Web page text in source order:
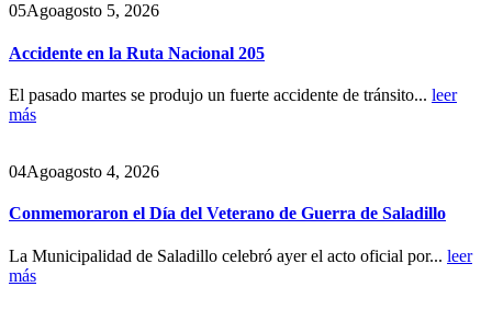
05Agoagosto 5, 2026
Accidente en la Ruta Nacional 205
El pasado martes se produjo un fuerte accidente de tránsito... leer
más
04Agoagosto 4, 2026
Conmemoraron el Día del Veterano de Guerra de Saladillo
La Municipalidad de Saladillo celebró ayer el acto oficial por... leer
más